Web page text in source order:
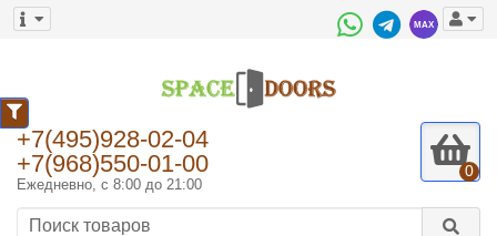
+7(495)928-02-04
+7(968)550-01-00
Ежедневно, с 8:00 до 21:00
0